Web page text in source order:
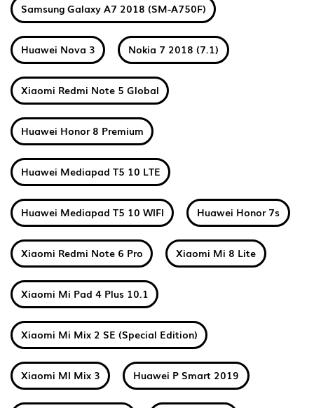
Samsung Galaxy A7 2018 (SM-A750F)
Huawei Nova 3 Nokia 7 2018 (7.1)
Xiaomi Redmi Note 5 Global
Huawei Honor 8 Premium
Huawei Mediapad T5 10 LTE
Huawei Mediapad T5 10 WIFI Huawei Honor 7s
Xiaomi Redmi Note 6 Pro Xiaomi Mi 8 Lite
Xiaomi Mi Pad 4 Plus 10.1
Xiaomi Mi Mix 2 SE (Special Edition)
Xiaomi MI Mix 3 Huawei P Smart 2019